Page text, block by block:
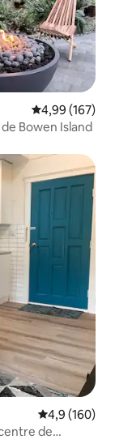
Note
4,99 (167)
Bowen Island
Note
4,9 (160)
de